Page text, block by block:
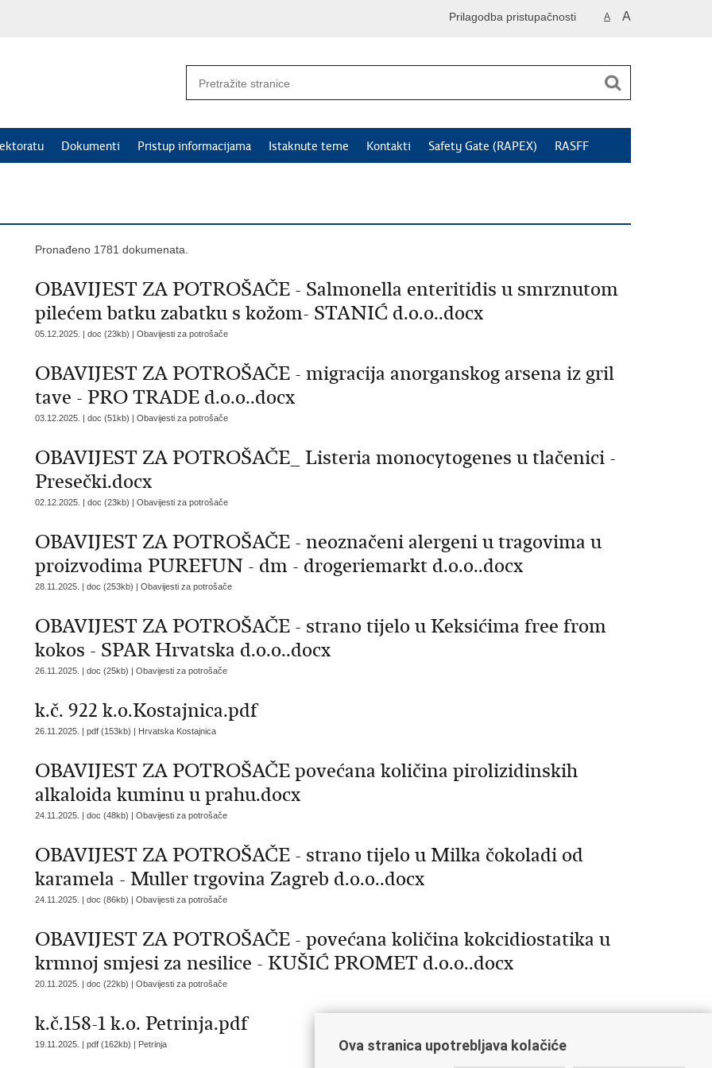
A A
Prilagodba pristupačnosti
Dokumenti Pristup informacijama Istaknute teme Kontakti Safety Gate (RAPEX) RASFF
Pronađeno 1781 dokumenata.
OBAVIJEST ZA POTROŠAČE - Salmonella enteritidis u smrznutom
pilećem batku zabatku s kožom- STANIĆ d.o.o..docx
05.12.2025. | doc (23kb) | Obavijesti za potrošače
OBAVIJEST ZA POTROŠAČE - migracija anorganskog arsena iz gril
tave - PRO TRADE d.o.o..docx
03.12.2025. | doc (51kb) | Obavijesti za potrošače
OBAVIJEST ZA POTROŠAČE_ Listeria monocytogenes u tlačenici -
Presečki.docx
02.12.2025. | doc (23kb) | Obavijesti za potrošače
OBAVIJEST ZA POTROŠAČE - neoznačeni alergeni u tragovima u
proizvodima PUREFUN - dm - drogeriemarkt d.o.o..docx
28.11.2025. | doc (253kb) | Obavijesti za potrošače
OBAVIJEST ZA POTROŠAČE - strano tijelo u Keksićima free from
kokos - SPAR Hrvatska d.o.o..docx
26.11.2025. | doc (25kb) | Obavijesti za potrošače
k.č. 922 k.o.Kostajnica.pdf
26.11.2025. | pdf (153kb) | Hrvatska Kostajnica
OBAVIJEST ZA POTROŠAČE povećana količina pirolizidinskih
alkaloida kuminu u prahu.docx
24.11.2025. | doc (48kb) | Obavijesti za potrošače
OBAVIJEST ZA POTROŠAČE - strano tijelo u Milka čokoladi od
karamela - Muller trgovina Zagreb d.o.o..docx
24.11.2025. | doc (86kb) | Obavijesti za potrošače
OBAVIJEST ZA POTROŠAČE - povećana količina kokcidiostatika u
krmnoj smjesi za nesilice - KUŠIĆ PROMET d.o.o..docx
20.11.2025. | doc (22kb) | Obavijesti za potrošače
k.č.158-1 k.o. Petrinja.pdf
19.11.2025. | pdf (162kb) | Petrinja Ova stranica upotrebljava kolačiće